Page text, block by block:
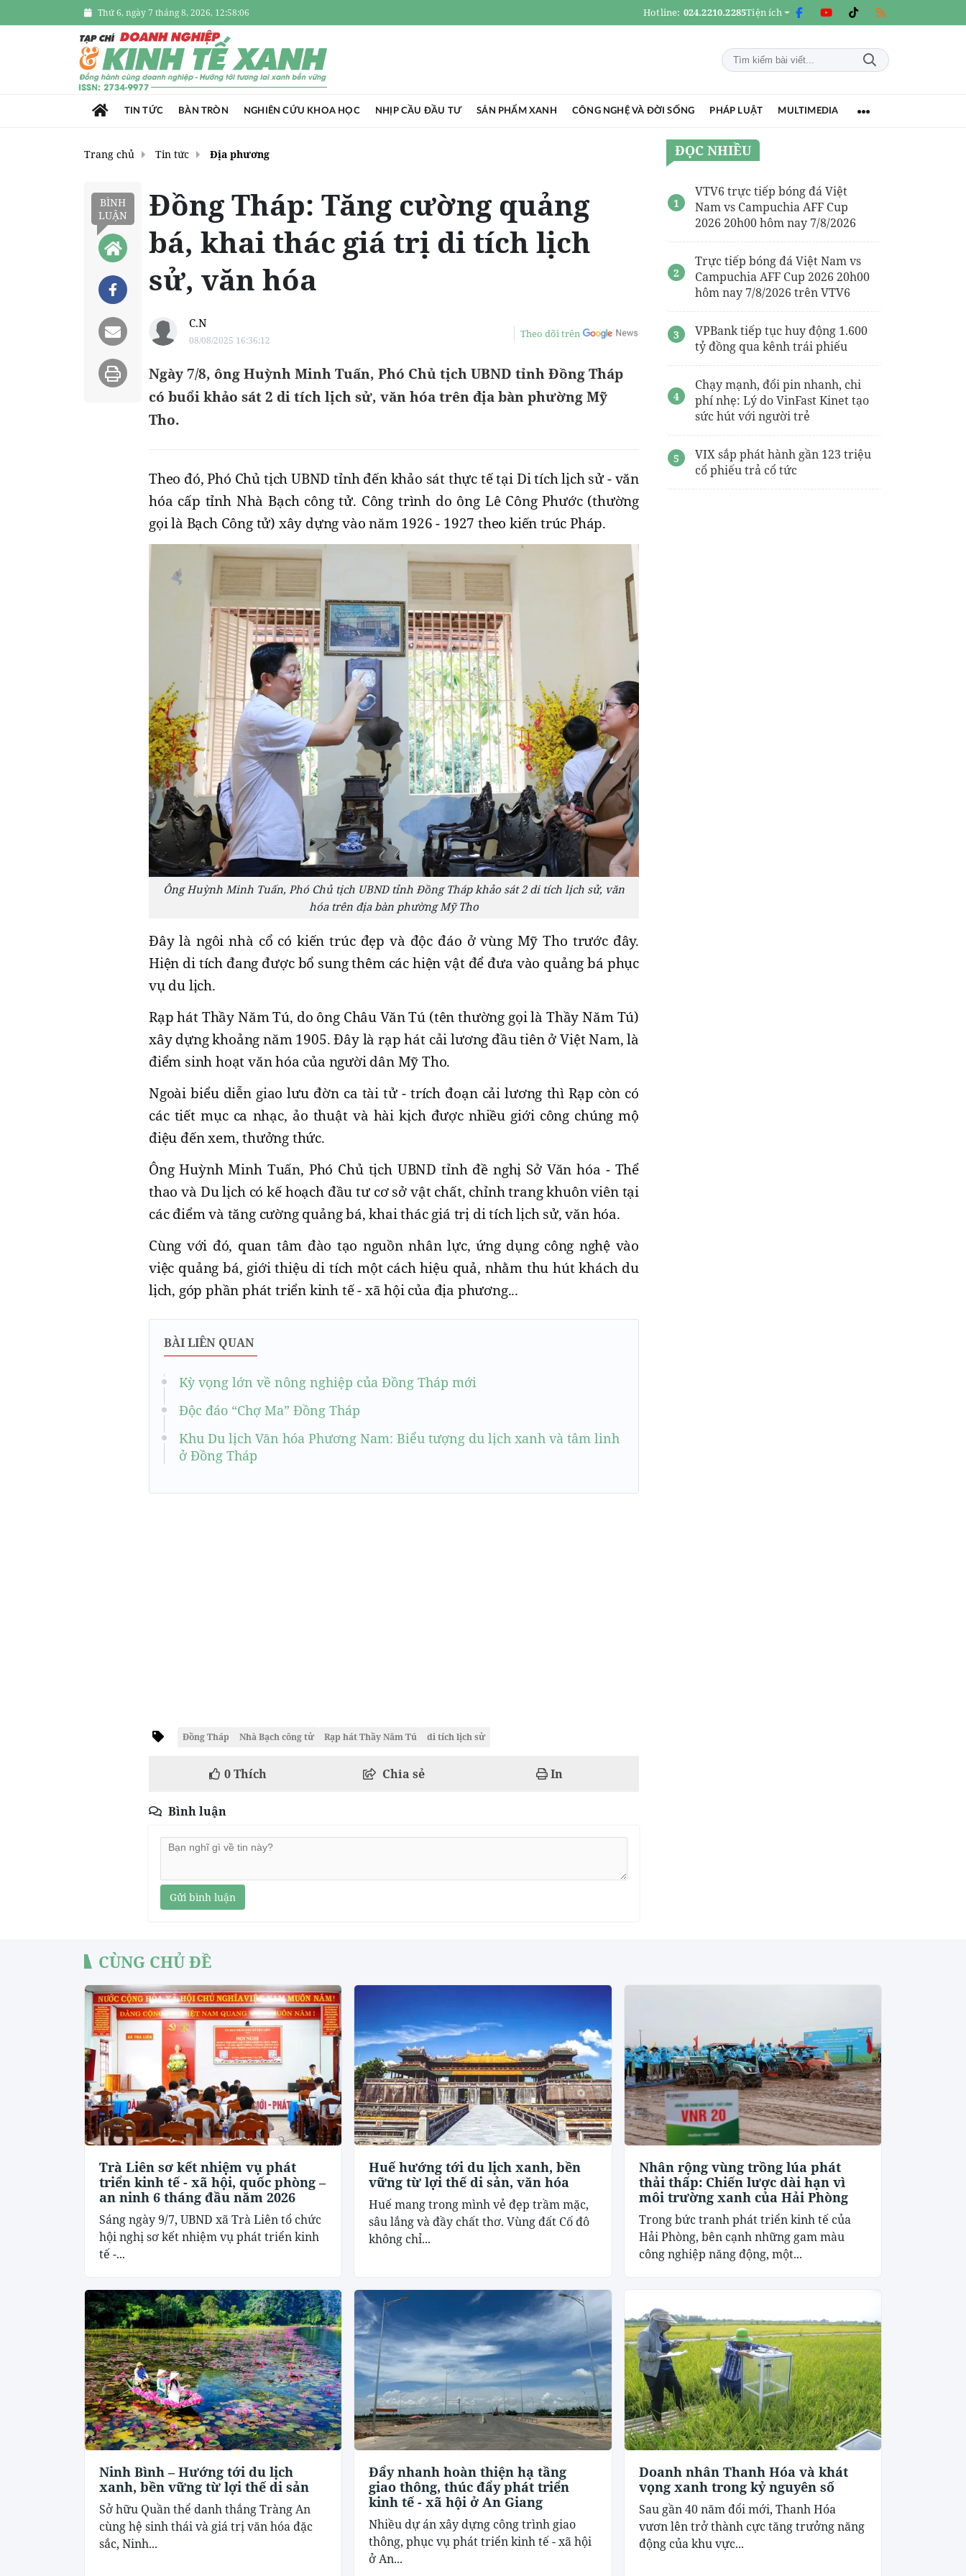
Thứ 6, ngày 7 tháng 8, 2026, 12:58:07 Hotline: 024.2210.2285Tiện ích
TIN TỨC BÀN TRÒN NGHIÊN CỨU KHOA HỌC NHỊP CẦU ĐẦU TƯ SẢN PHẨM XANH CÔNG NGHỆ VÀ ĐỜI SỐNG PHÁP LUẬT MULTIMEDIA
Trang chủ Tin tức Địa phương
BÌNH
LUẬN
Đồng Tháp: Tăng cường quảng
bá, khai thác giá trị di tích lịch
sử, văn hóa
C.N
08/08/2025 16:36:12
Theo dõi trên
Ngày 7/8, ông Huỳnh Minh Tuấn, Phó Chủ tịch UBND tỉnh Đồng Tháp
có buổi khảo sát 2 di tích lịch sử, văn hóa trên địa bàn phường Mỹ
Tho.
Theo đó, Phó Chủ tịch UBND tỉnh đến khảo sát thực tế tại Di tích lịch sử - văn
hóa cấp tỉnh Nhà Bạch công tử. Công trình do ông Lê Công Phước (thường
gọi là Bạch Công tử) xây dựng vào năm 1926 - 1927 theo kiến trúc Pháp.
Ông Huỳnh Minh Tuấn, Phó Chủ tịch UBND tỉnh Đồng Tháp khảo sát 2 di tích lịch sử, văn
hóa trên địa bàn phường Mỹ Tho
Đây là ngôi nhà cổ có kiến trúc đẹp và độc đáo ở vùng Mỹ Tho trước đây.
Hiện di tích đang được bổ sung thêm các hiện vật để đưa vào quảng bá phục
vụ du lịch.
Rạp hát Thầy Năm Tú, do ông Châu Văn Tú (tên thường gọi là Thầy Năm Tú)
xây dựng khoảng năm 1905. Đây là rạp hát cải lương đầu tiên ở Việt Nam, là
điểm sinh hoạt văn hóa của người dân Mỹ Tho.
Ngoài biểu diễn giao lưu đờn ca tài tử - trích đoạn cải lương thì Rạp còn có
các tiết mục ca nhạc, ảo thuật và hài kịch được nhiều giới công chúng mộ
điệu đến xem, thưởng thức.
Ông Huỳnh Minh Tuấn, Phó Chủ tịch UBND tỉnh đề nghị Sở Văn hóa - Thể
thao và Du lịch có kế hoạch đầu tư cơ sở vật chất, chỉnh trang khuôn viên tại
các điểm và tăng cường quảng bá, khai thác giá trị di tích lịch sử, văn hóa.
Cùng với đó, quan tâm đào tạo nguồn nhân lực, ứng dụng công nghệ vào
việc quảng bá, giới thiệu di tích một cách hiệu quả, nhằm thu hút khách du
lịch, góp phần phát triển kinh tế - xã hội của địa phương...
BÀI LIÊN QUAN
Kỳ vọng lớn về nông nghiệp của Đồng Tháp mới
Độc đáo “Chợ Ma” Đồng Tháp
Khu Du lịch Văn hóa Phương Nam: Biểu tượng du lịch xanh và tâm linh
ở Đồng Tháp
Đồng Tháp Nhà Bạch công tử Rạp hát Thầy Năm Tú di tích lịch sử
0Thích Chia sẻ In
Bình luận
Gửi bình luận
ĐỌC NHIỀU
VTV6 trực tiếp bóng đá Việt
Nam vs Campuchia AFF Cup
2026 20h00 hôm nay 7/8/2026
Trực tiếp bóng đá Việt Nam vs
Campuchia AFF Cup 2026 20h00
hôm nay 7/8/2026 trên VTV6
VPBank tiếp tục huy động 1.600
tỷ đồng qua kênh trái phiếu
Chạy mạnh, đổi pin nhanh, chi
phí nhẹ: Lý do VinFast Kinet tạo
sức hút với người trẻ
VIX sắp phát hành gần 123 triệu
cổ phiếu trả cổ tức
CÙNG CHỦ ĐỀ
Trà Liên sơ kết nhiệm vụ phát
triển kinh tế - xã hội, quốc phòng –
an ninh 6 tháng đầu năm 2026
Sáng ngày 9/7, UBND xã Trà Liên tổ chức
hội nghị sơ kết nhiệm vụ phát triển kinh
tế -...
Huế hướng tới du lịch xanh, bền
vững từ lợi thế di sản, văn hóa
Huế mang trong mình vẻ đẹp trầm mặc,
sâu lắng và đầy chất thơ. Vùng đất Cố đô
không chỉ...
Nhân rộng vùng trồng lúa phát
thải thấp: Chiến lược dài hạn vì
môi trường xanh của Hải Phòng
Trong bức tranh phát triển kinh tế của
Hải Phòng, bên cạnh những gam màu
công nghiệp năng động, một...
Ninh Bình – Hướng tới du lịch
xanh, bền vững từ lợi thế di sản
Sở hữu Quần thể danh thắng Tràng An
cùng hệ sinh thái và giá trị văn hóa đặc
sắc, Ninh...
Đẩy nhanh hoàn thiện hạ tầng
giao thông, thúc đẩy phát triển
kinh tế - xã hội ở An Giang
Nhiều dự án xây dựng công trình giao
thông, phục vụ phát triển kinh tế - xã hội
ở An...
Doanh nhân Thanh Hóa và khát
vọng xanh trong kỷ nguyên số
Sau gần 40 năm đổi mới, Thanh Hóa
vươn lên trở thành cực tăng trưởng năng
động của khu vực...